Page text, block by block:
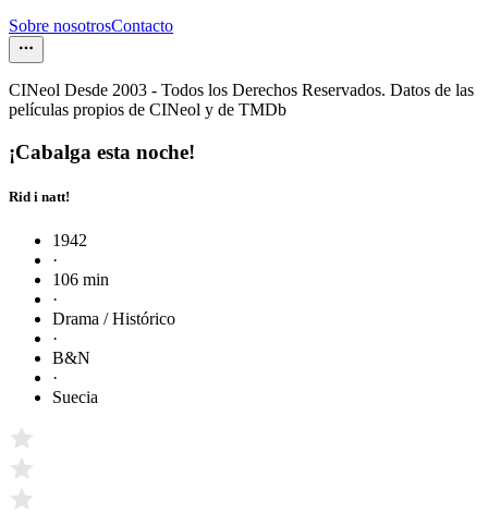
Sobre nosotrosContacto
CINeol Desde 2003 - Todos los Derechos Reservados. Datos de las
películas propios de CINeol y de TMDb
¡Cabalga esta noche!
Rid i natt!
1942
·
106 min
·
Drama / Histórico
·
B&N
·
Suecia